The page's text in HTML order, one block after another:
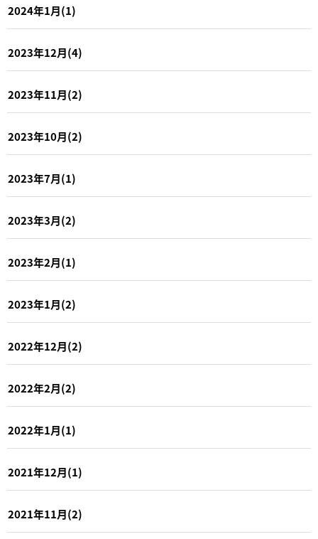
2024年1月(1)
2023年12月(4)
2023年11月(2)
2023年10月(2)
2023年7月(1)
2023年3月(2)
2023年2月(1)
2023年1月(2)
2022年12月(2)
2022年2月(2)
2022年1月(1)
2021年12月(1)
2021年11月(2)